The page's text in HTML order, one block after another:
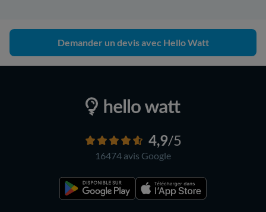
Demander un devis avec Hello Watt
4,9/5
16474 avis Google